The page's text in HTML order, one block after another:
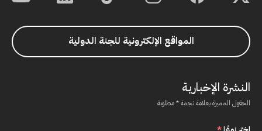
المواقع الإلكترونية للجنة الدولية
النشرة الإخبارية
الحقول المميزة بعلامة نجمة * مطلوبة